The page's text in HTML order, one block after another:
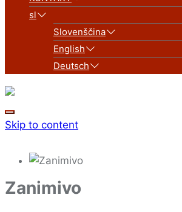
sl
Slovenščina
English
Deutsch
Skip to content
Zanimivo